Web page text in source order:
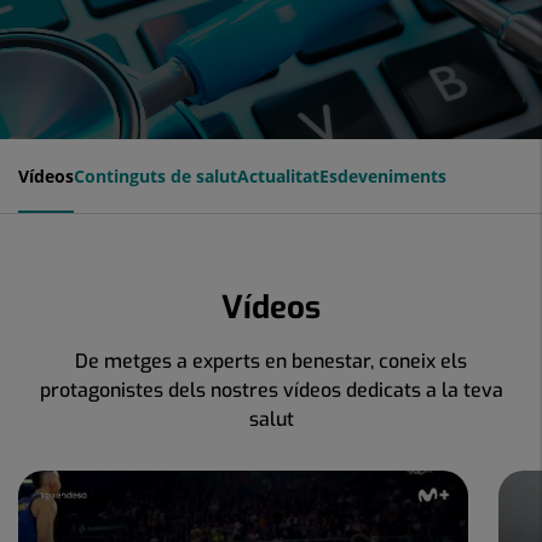
VídeosContinguts de salutActualitatEsdeveniments
Vídeos
De metges a experts en benestar, coneix els
protagonistes dels nostres vídeos dedicats a la teva
salut
Nombre
de
controls